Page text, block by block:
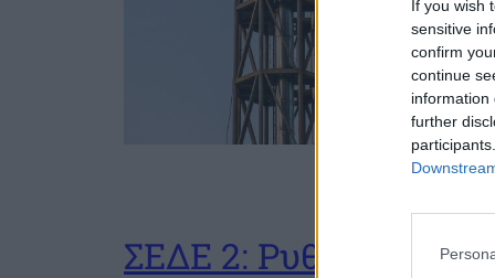
If you wish
sensitive
confirm
continue
information
further
ΣΕΔΕ 2: Ρυθμιζόμενες